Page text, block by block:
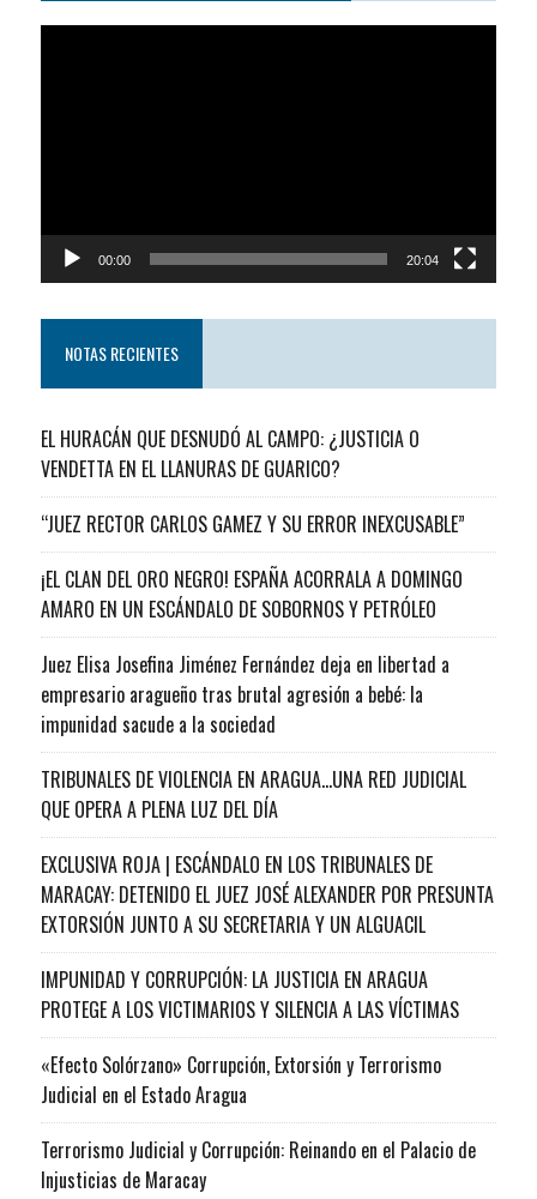
00:00 20:04
NOTAS RECIENTES
EL HURACÁN QUE DESNUDÓ AL CAMPO: ¿JUSTICIA O
VENDETTA EN EL LLANURAS DE GUARICO?
“JUEZ RECTOR CARLOS GAMEZ Y SU ERROR INEXCUSABLE”
¡EL CLAN DEL ORO NEGRO! ESPAÑA ACORRALA A DOMINGO
AMARO EN UN ESCÁNDALO DE SOBORNOS Y PETRÓLEO
Juez Elisa Josefina Jiménez Fernández deja en libertad a
empresario aragueño tras brutal agresión a bebé: la
impunidad sacude a la sociedad
TRIBUNALES DE VIOLENCIA EN ARAGUA…UNA RED JUDICIAL
QUE OPERA A PLENA LUZ DEL DÍA
EXCLUSIVA ROJA | ESCÁNDALO EN LOS TRIBUNALES DE
MARACAY: DETENIDO EL JUEZ JOSÉ ALEXANDER POR PRESUNTA
EXTORSIÓN JUNTO A SU SECRETARIA Y UN ALGUACIL
IMPUNIDAD Y CORRUPCIÓN: LA JUSTICIA EN ARAGUA
PROTEGE A LOS VICTIMARIOS Y SILENCIA A LAS VÍCTIMAS
«Efecto Solórzano» Corrupción, Extorsión y Terrorismo
Judicial en el Estado Aragua
Terrorismo Judicial y Corrupción: Reinando en el Palacio de
Injusticias de Maracay